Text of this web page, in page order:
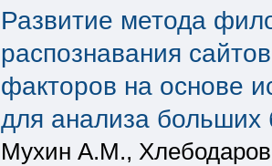
Развитие метода
распознавания
факторов на основе
для анализа больших
Мухин А.М.,